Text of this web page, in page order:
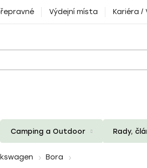
Výdejní místa Kariéra /
Camping a Outdoor Rady,
Bora